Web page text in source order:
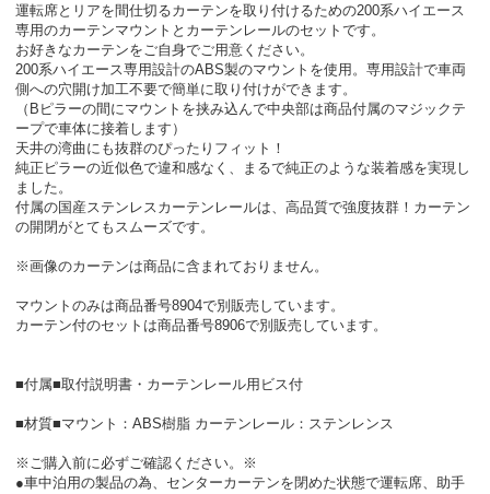
運転席とリアを間仕切るカーテンを取り付けるための200系ハイエース
専用のカーテンマウントとカーテンレールのセットです。
お好きなカーテンをご自身でご用意ください。
200系ハイエース専用設計のABS製のマウントを使用。専用設計で車両
側への穴開け加工不要で簡単に取り付けができます。
（Bピラーの間にマウントを挟み込んで中央部は商品付属のマジックテ
ープで車体に接着します）
天井の湾曲にも抜群のぴったりフィット！
純正ピラーの近似色で違和感なく、まるで純正のような装着感を実現し
ました。
付属の国産ステンレスカーテンレールは、高品質で強度抜群！カーテン
の開閉がとてもスムーズです。
※画像のカーテンは商品に含まれておりません。
マウントのみは商品番号8904で別販売しています。
カーテン付のセットは商品番号8906で別販売しています。
■付属■取付説明書・カーテンレール用ビス付
■材質■マウント：ABS樹脂 カーテンレール：ステンレンス
※ご購入前に必ずご確認ください。※
●車中泊用の製品の為、センターカーテンを閉めた状態で運転席、助手